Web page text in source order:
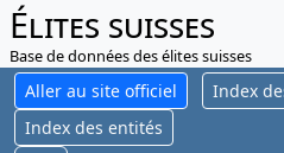
Élites suisses
Base de données des élites suisses
Aller au site officiel
Index
Index des entités